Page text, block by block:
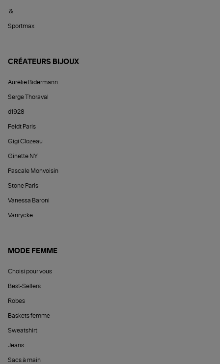
&
Sportmax
CRÉATEURS BIJOUX
Aurélie Bidermann
Serge Thoraval
d1928
Feidt Paris
Gigi Clozeau
Ginette NY
Pascale Monvoisin
Stone Paris
Vanessa Baroni
Vanrycke
MODE FEMME
Choisi pour vous
Best-Sellers
Robes
Baskets femme
Sweatshirt
Jeans
Sacs à main